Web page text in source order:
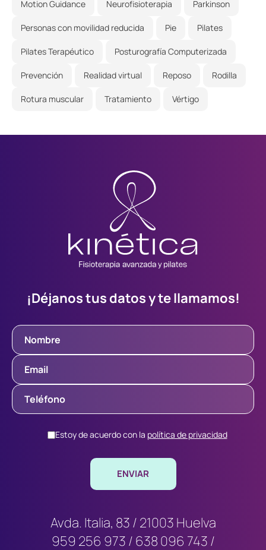
Motion Guidance Neurofisioterapia Parkinson
Personas con movilidad reducida Pie Pilates
Pilates Terapéutico Posturografía Computerizada
Prevención Realidad virtual Reposo Rodilla
Rotura muscular Tratamiento Vértigo
¡Déjanos tus datos y te llamamos!
Estoy de acuerdo con la política de privacidad
Avda. Italia, 83 / 21003 Huelva
959 256 973 / 638 096 743 /